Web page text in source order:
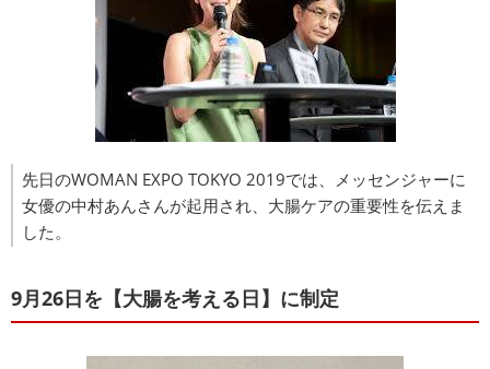
先日のWOMAN EXPO TOKYO 2019では、メッセンジャーに
女優の中村あんさんが起用され、大腸ケアの重要性を伝えま
した。
9月26日を【大腸を考える日】に制定